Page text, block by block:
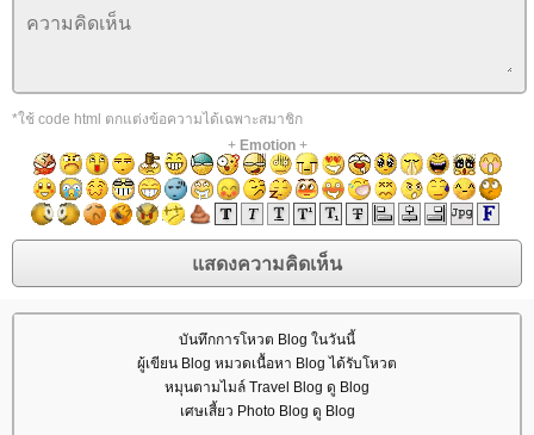
*ใช้ code html ตกแต่งข้อความได้เฉพาะสมาชิก
+ Emotion+
บันทึกการโหวต Blog ในวันนี้
ผู้เขียน Blog หมวดเนื้อหา Blog ได้รับโหวต
หมุนตามไมล์ Travel Blog ดู Blog
เศษเสี้ยว Photo Blog ดู Blog